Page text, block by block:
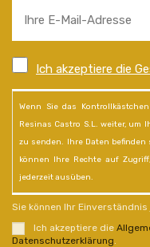
Ich akzeptiere die
Wenn Sie das
Resinas Castro S.L. weiter, um
zu senden. Ihre Daten
können Ihre Rechte auf
jederzeit ausüben.
Sie können Ihr
Ich akzeptiere die
Datenschutzerklärung